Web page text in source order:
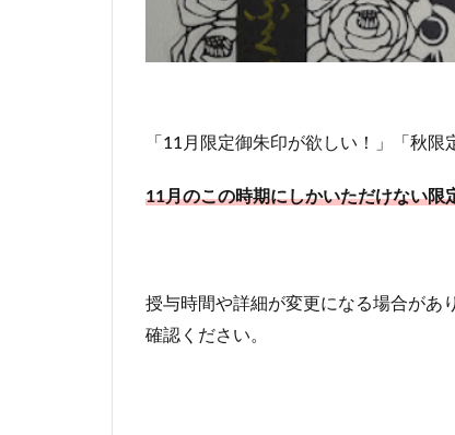
「11月限定御朱印が欲しい！」「秋
11月のこの時期にしかいただけない限
授与時間や詳細が変更になる場合があ
確認ください。